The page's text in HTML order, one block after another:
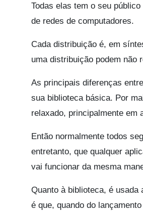
Todas elas tem o seu
de redes de computadores.
Cada distribuição é, em
uma distribuição podem não
As principais diferenças
sua biblioteca básica. Por
relaxado, principalmente em
Então normalmente todos
entretanto, que qualquer
vai funcionar da mesma
Quanto à biblioteca, é usada
é que, quando do